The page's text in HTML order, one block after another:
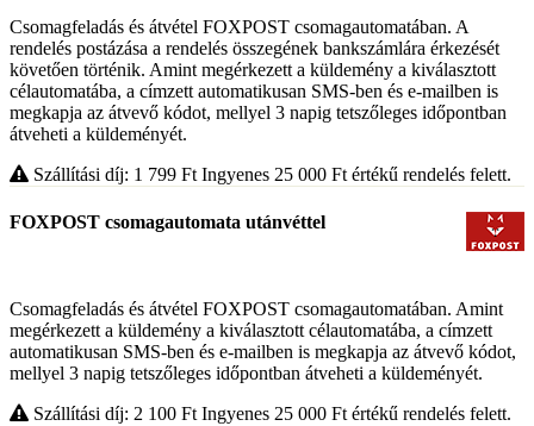
Csomagfeladás és átvétel FOXPOST csomagautomatában. A
rendelés postázása a rendelés összegének bankszámlára érkezését
követően történik. Amint megérkezett a küldemény a kiválasztott
célautomatába, a címzett automatikusan SMS-ben és e-mailben is
megkapja az átvevő kódot, mellyel 3 napig tetszőleges időpontban
átveheti a küldeményét.
Szállítási díj: 1 799 Ft Ingyenes 25 000 Ft értékű rendelés felett.
FOXPOST csomagautomata utánvéttel
Csomagfeladás és átvétel FOXPOST csomagautomatában. Amint
megérkezett a küldemény a kiválasztott célautomatába, a címzett
automatikusan SMS-ben és e-mailben is megkapja az átvevő kódot,
mellyel 3 napig tetszőleges időpontban átveheti a küldeményét.
Szállítási díj: 2 100 Ft Ingyenes 25 000 Ft értékű rendelés felett.